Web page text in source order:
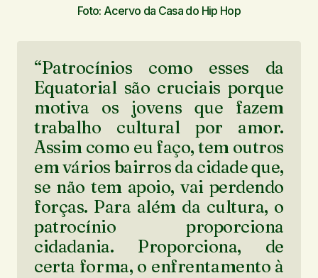
Foto: Acervo da Casa do Hip Hop
“Patrocínios como esses da
Equatorial são cruciais porque
motiva os jovens que fazem
trabalho cultural por amor.
Assim como eu faço, tem outros
em vários bairros da cidade que,
se não tem apoio, vai perdendo
forças. Para além da cultura, o
patrocínio proporciona
cidadania. Proporciona, de
certa forma, o enfrentamento à